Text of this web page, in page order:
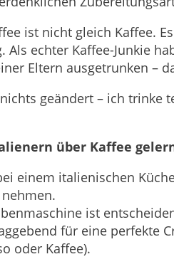
ist nicht gleich Kaffee.
Als echter Kaffee-Junkie
Eltern ausgetrunken –
geändert – ich trinke
über Kaffee
einem italienischen
ist
für eine perfekte
oder Kaffee).